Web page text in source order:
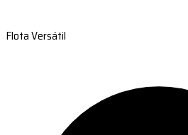
Flota Versátil